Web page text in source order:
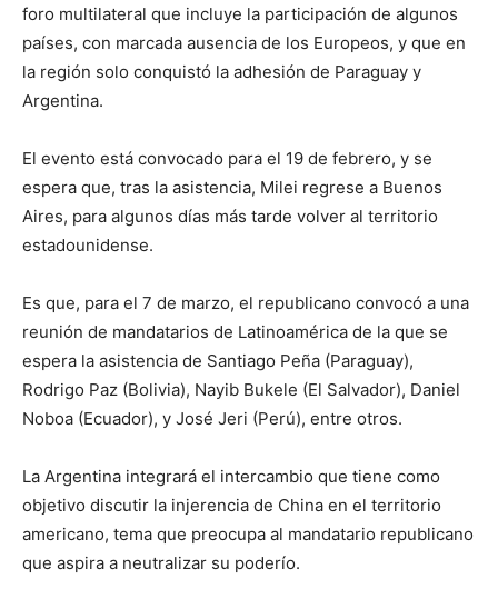
foro multilateral que incluye la participación de algunos
países, con marcada ausencia de los Europeos, y que en
la región solo conquistó la adhesión de Paraguay y
Argentina.
El evento está convocado para el 19 de febrero, y se
espera que, tras la asistencia, Milei regrese a Buenos
Aires, para algunos días más tarde volver al territorio
estadounidense.
Es que, para el 7 de marzo, el republicano convocó a una
reunión de mandatarios de Latinoamérica de la que se
espera la asistencia de Santiago Peña (Paraguay),
Rodrigo Paz (Bolivia), Nayib Bukele (El Salvador), Daniel
Noboa (Ecuador), y José Jeri (Perú), entre otros.
La Argentina integrará el intercambio que tiene como
objetivo discutir la injerencia de China en el territorio
americano, tema que preocupa al mandatario republicano
que aspira a neutralizar su poderío.